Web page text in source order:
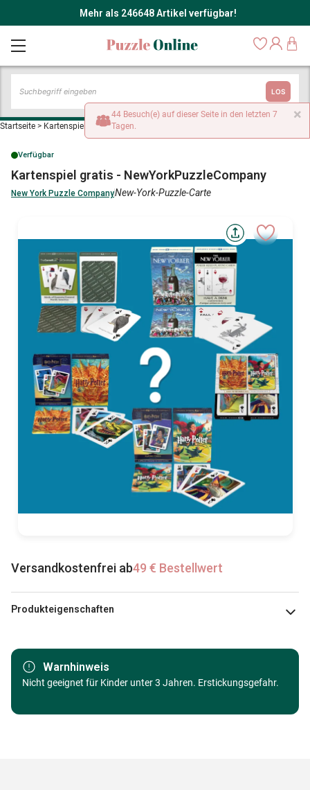
Mehr als 246648 Artikel verfügbar!
LOS
Startseite > Kartenspiel gratis - NewYorkPuzzleCompany
Verfügbar
Kartenspiel gratis - NewYorkPuzzleCompany
New York Puzzle CompanyNew-York-Puzzle-Carte
Versandkostenfrei ab49 € Bestellwert
Produkteigenschaften
Marke New York Puzzle Company
Alter ab 3 Jahre (11 bis 20 Teile)
Herkunft Made in Germany
Warnhinweis
Nicht geeignet für Kinder unter 3 Jahren. Erstickungsgefahr.
×
44 Besuch(e) auf dieser Seite in den letzten 7
Tagen.